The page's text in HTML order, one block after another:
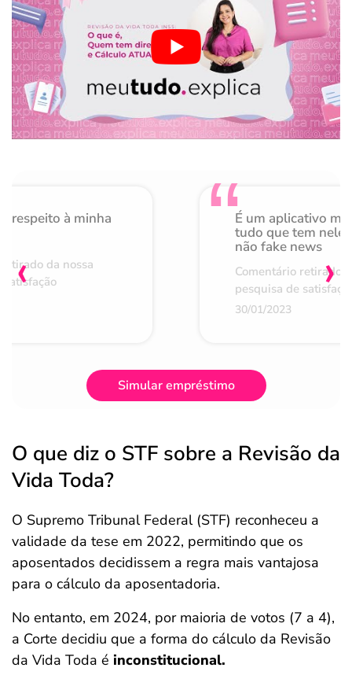
respeito à minha
da nossa
É um aplicativo
tudo que tem nele
não fake news
Comentário retirado
pesquisa de
30/01/2023
‹ ›
Simular empréstimo
O que diz o STF sobre a Revisão da
Vida Toda?
O Supremo Tribunal Federal (STF) reconheceu a
validade da tese em 2022, permitindo que os
aposentados decidissem a regra mais vantajosa
para o cálculo da aposentadoria.
No entanto, em 2024, por maioria de votos (7 a 4),
a Corte decidiu que a forma do cálculo da Revisão
da Vida Toda é inconstitucional.